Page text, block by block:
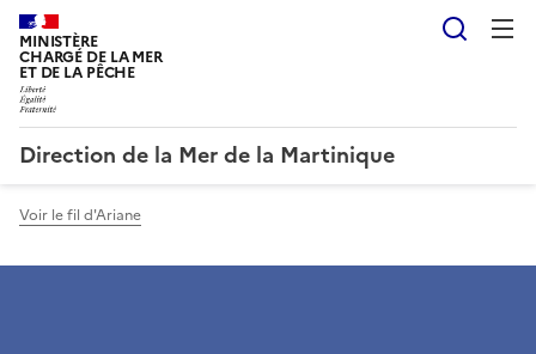
MINISTÈRE
CHARGÉ DE LA MER
ET DE LA PÊCHE
Direction de la Mer de la Martinique
Voir le fil d'Ariane